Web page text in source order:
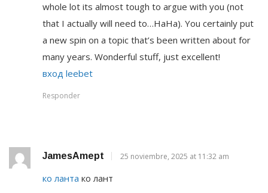
whole lot its almost tough to argue with you (not
that I actually will need to…HaHa). You certainly put
a new spin on a topic that’s been written about for
many years. Wonderful stuff, just excellent!
вход leebet
Responder
JamesAmept 25 noviembre, 2025 at 11:32 am
ко ланта ко лант